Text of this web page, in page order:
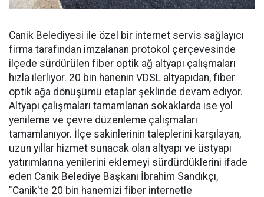
Canik Belediyesi ile özel bir internet servis sağlayıcı
firma tarafından imzalanan protokol çerçevesinde
ilçede sürdürülen fiber optik ağ altyapı çalışmaları
hızla ilerliyor. 20 bin hanenin VDSL altyapıdan, fiber
optik ağa dönüşümü etaplar şeklinde devam ediyor.
Altyapı çalışmaları tamamlanan sokaklarda ise yol
yenileme ve çevre düzenleme çalışmaları
tamamlanıyor. İlçe sakinlerinin taleplerini karşılayan,
uzun yıllar hizmet sunacak olan altyapı ve üstyapı
yatırımlarına yenilerini eklemeyi sürdürdüklerini ifade
eden Canik Belediye Başkanı İbrahim Sandıkçı,
"Canik'te 20 bin hanemizi fiber internetle